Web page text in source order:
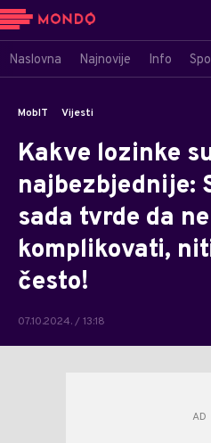
Naslovna Najnovije Info
MobIT Vijesti
Kakve lozinke
najbezbjednije:
sada tvrde da
komplikovati,
često!
07.10.2024. / 13:18